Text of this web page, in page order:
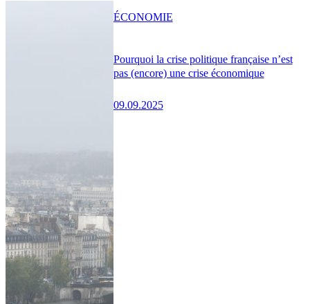
Pourquoi la crise politique française n’est
pas (encore) une crise économique
09.09.2025
ÉCONOMIE